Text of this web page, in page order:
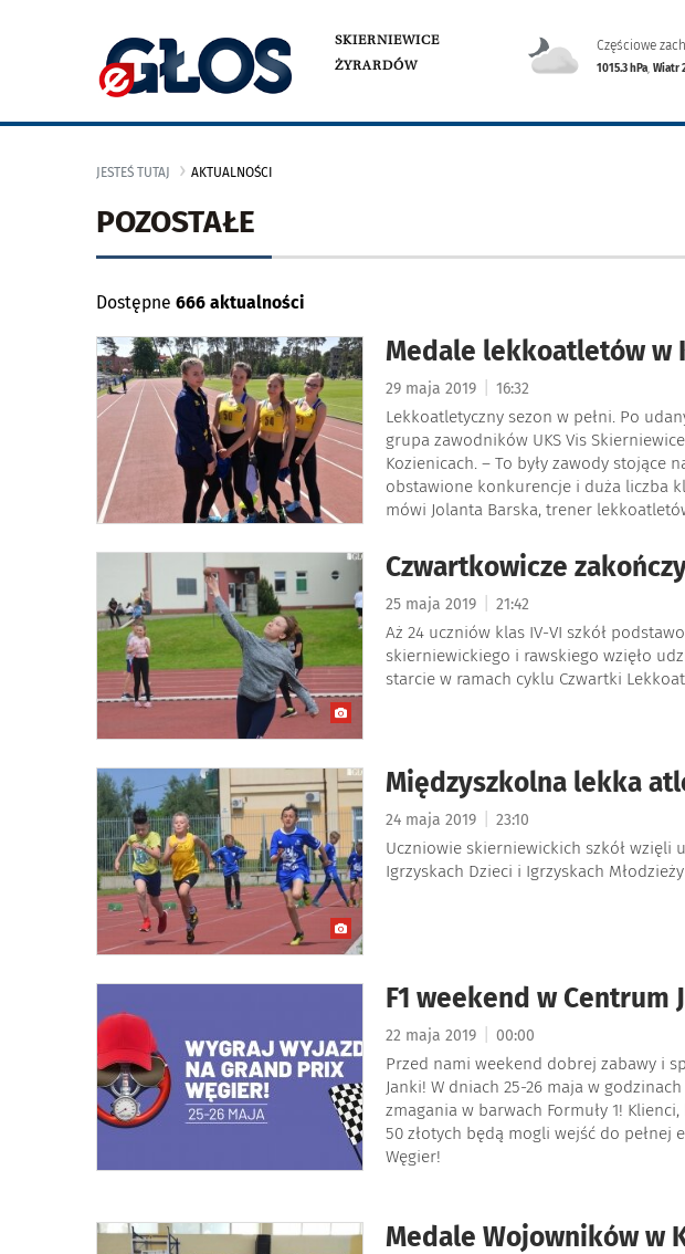
SKIERNIEWICE
ŻYRARDÓW
Częściowe
1015.3 hPa,Wiatr
JESTEŚ TUTAJ AKTUALNOŚCI
POZOSTAŁE
Dostępne 666 aktualności
Medale lekkoatletów w
29 maja 2019 16:32
Lekkoatletyczny sezon w pełni. Po
grupa zawodników UKS Vis
Kozienicach. – To były zawody stojące
obstawione konkurencje i duża liczba
mówi Jolanta Barska, trener
Czwartkowicze
25 maja 2019 21:42
Aż 24 uczniów klas IV-VI szkół
skierniewickiego i rawskiego wzięło
starcie w ramach cyklu Czwartki
Międzyszkolna lekka
24 maja 2019 23:10
Uczniowie skierniewickich szkół wzięli
Igrzyskach Dzieci i Igrzyskach
F1 weekend w Centrum
22 maja 2019 00:00
Przed nami weekend dobrej zabawy i
Janki! W dniach 25-26 maja w
zmagania w barwach Formuły 1!
50 złotych będą mogli wejść do pełnej
Węgier!
Medale Wojowników w